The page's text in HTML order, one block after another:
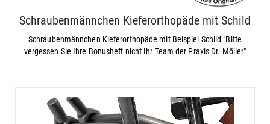
Schraubenmännchen Kieferorthopäde mit Schild
Schraubenmännchen Kieferorthopäde mit Beispiel Schild "Bitte
vergessen Sie Ihre Bonusheft nicht Ihr Team der Praxis Dr. Möller"